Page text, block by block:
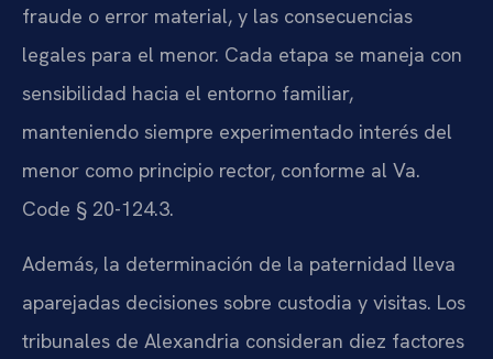
fraude o error material, y las consecuencias
legales para el menor. Cada etapa se maneja con
sensibilidad hacia el entorno familiar,
manteniendo siempre experimentado interés del
menor como principio rector, conforme al Va.
Code § 20-124.3.
Además, la determinación de la paternidad lleva
aparejadas decisiones sobre custodia y visitas. Los
tribunales de Alexandria consideran diez factores